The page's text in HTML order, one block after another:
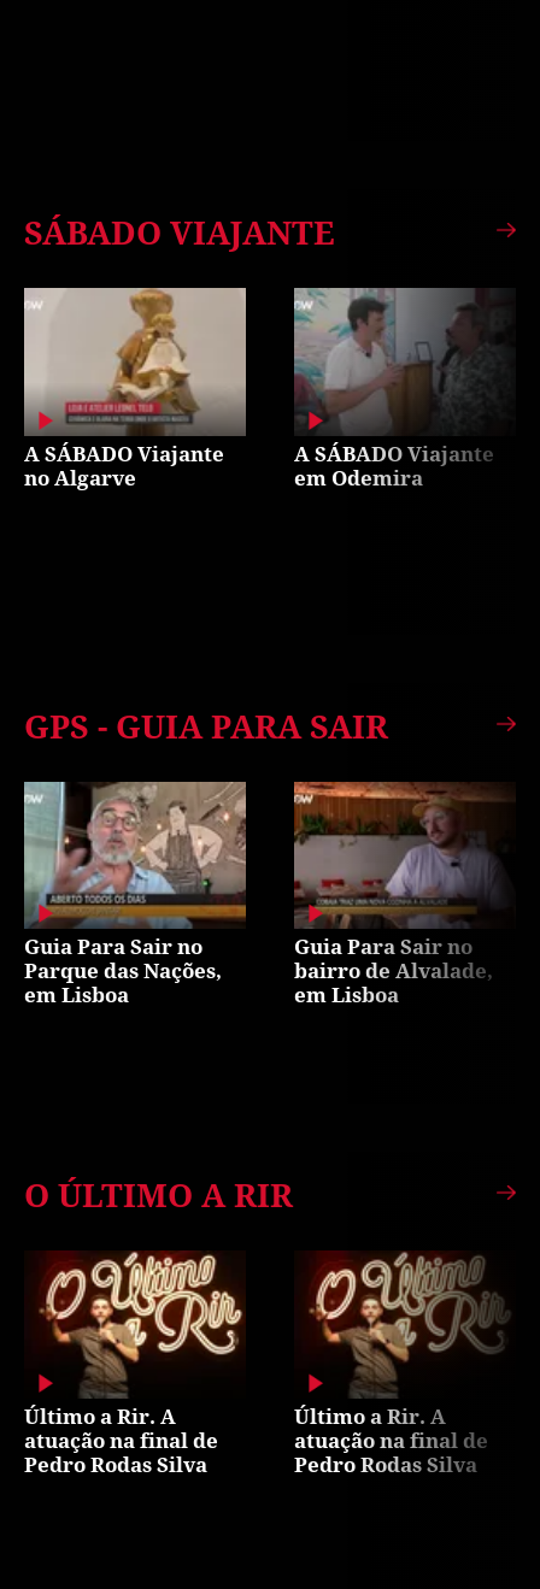
SÁBADO VIAJANTE
A SÁBADO Viajante
no Algarve
A SÁBADO Viajante
em Odemira
GPS - GUIA PARA SAIR
Guia Para Sair no
Parque das Nações,
em Lisboa
Guia Para Sair no
bairro de Alvalade,
em Lisboa
O ÚLTIMO A RIR
Último a Rir. A
atuação na final de
Pedro Rodas Silva
Último a Rir. A
atuação na final de
Pedro Rodas Silva